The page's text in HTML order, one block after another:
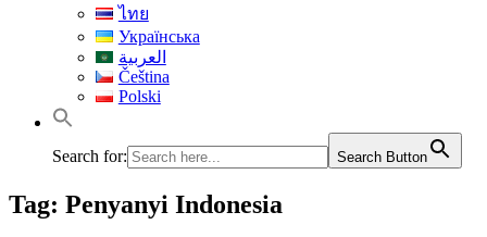
ไทย
Українська
العربية
Čeština
Polski
Search for: Search Button
Tag: Penyanyi Indonesia